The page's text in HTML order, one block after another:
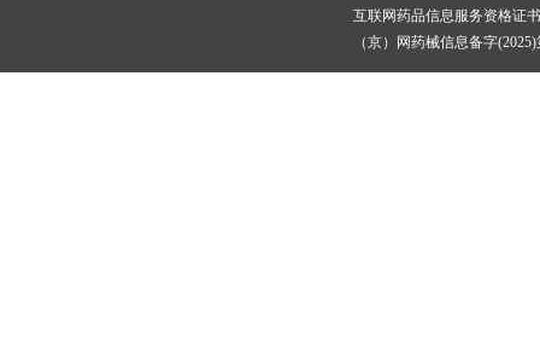
互联网药品信息服务资格证
（京）网药械信息备字